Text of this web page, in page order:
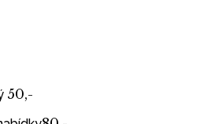
50,-